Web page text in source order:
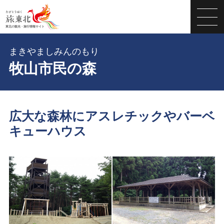
牧山市民の森
まきやましみんのもり
広大な森林にアスレチックやバーベ
キューハウス